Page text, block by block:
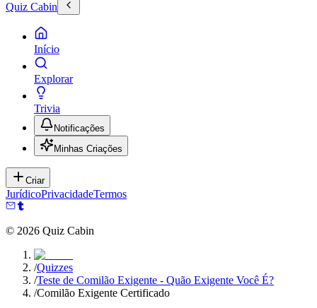
Quiz Cabin
Início
Explorar
Trivia
Notificações
Minhas Criações
Criar
JurídicoPrivacidadeTermos
© 2026 Quiz Cabin
/Quizzes
/Teste de Comilão Exigente - Quão Exigente Você É?
/Comilão Exigente Certificado